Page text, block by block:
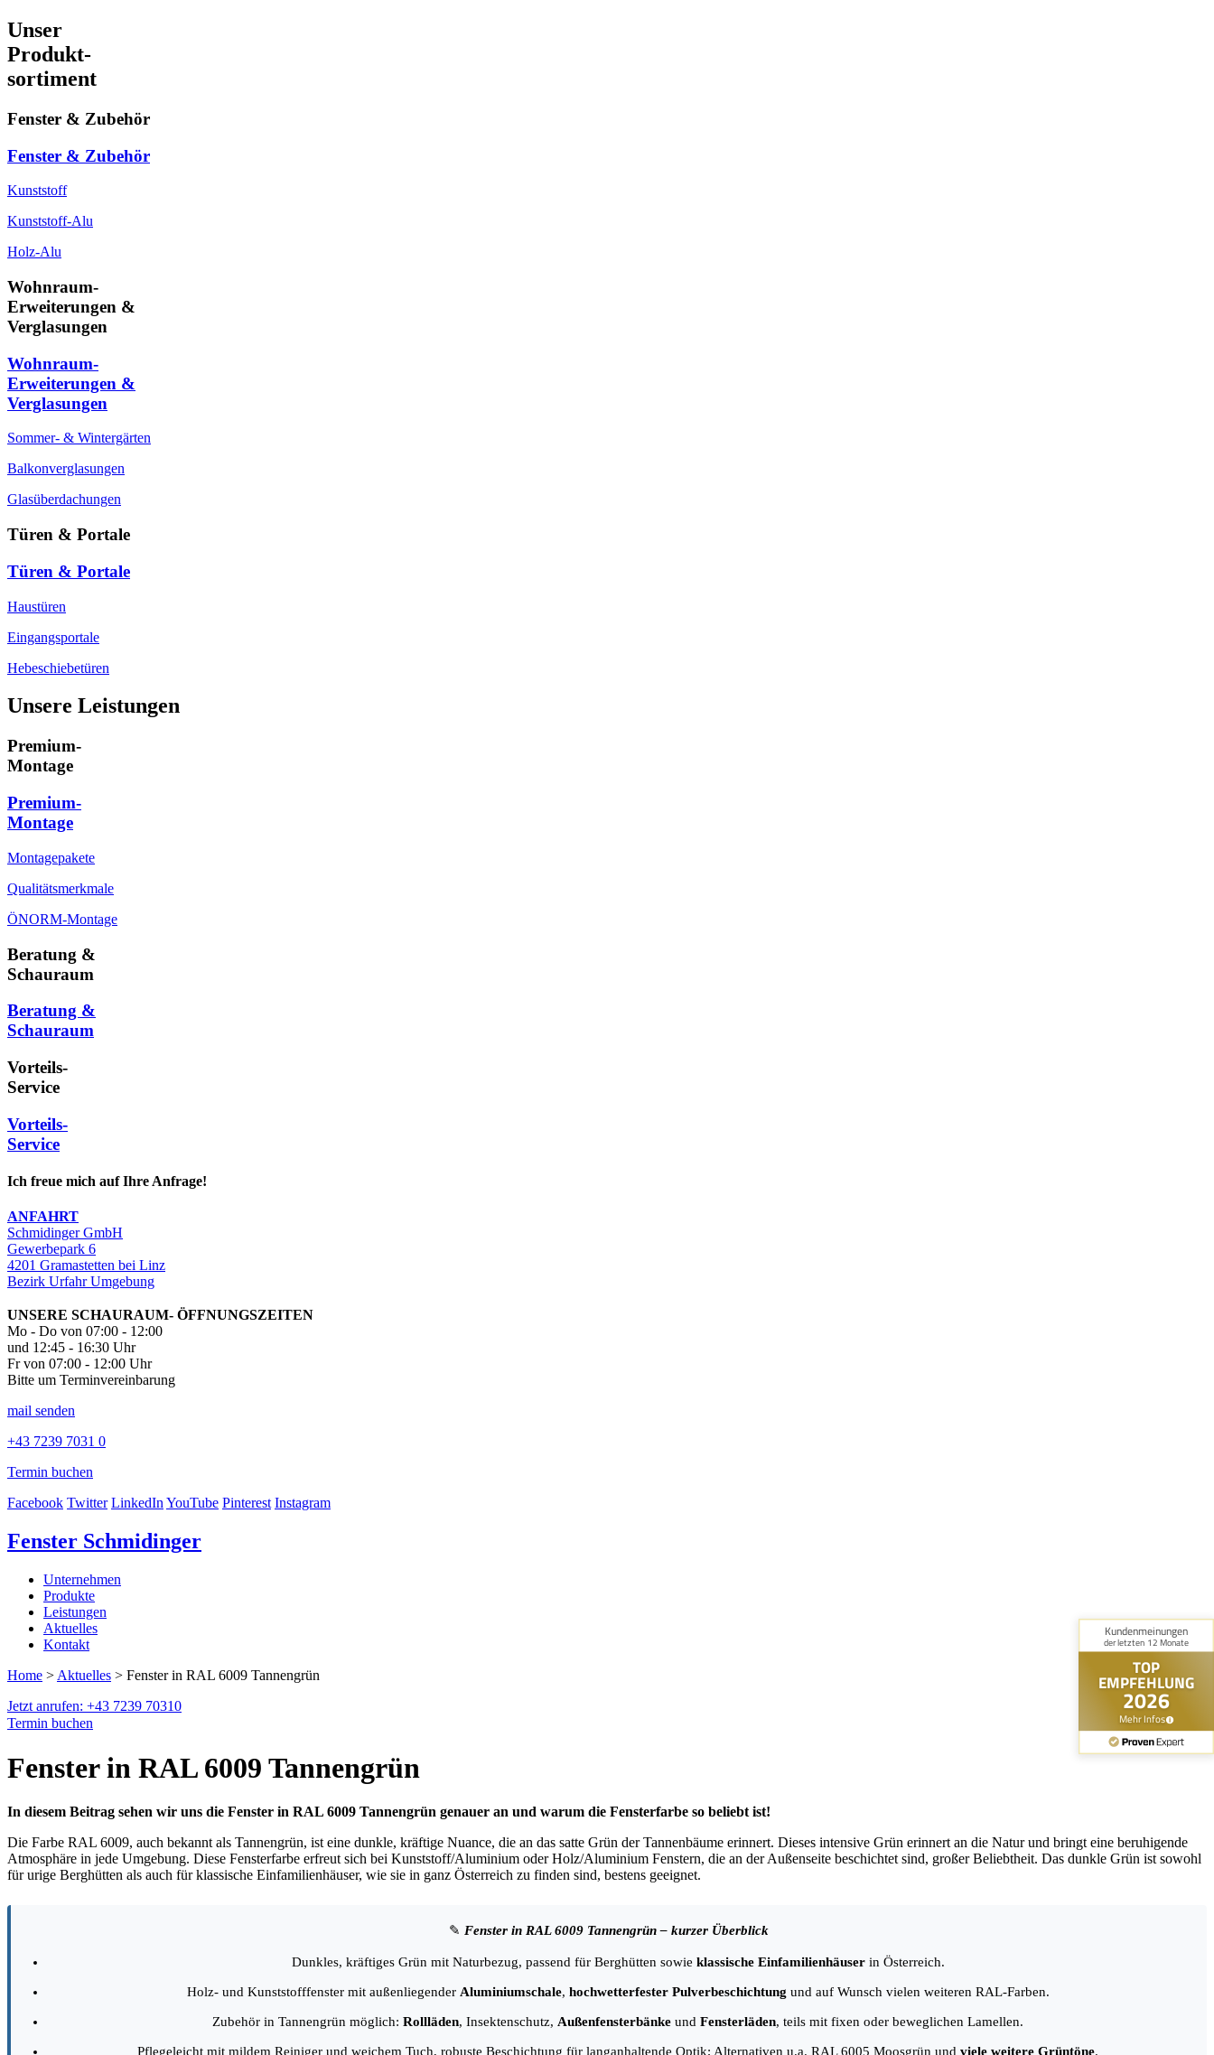
Unser
Produkt-
sortiment
Fenster & Zubehör
Fenster & Zubehör
Kunststoff
Kunststoff-Alu
Holz-Alu
Wohnraum-
Erweiterungen &
Verglasungen
Wohnraum-
Erweiterungen &
Verglasungen
Sommer- & Wintergärten
Balkonverglasungen
Glasüberdachungen
Türen & Portale
Türen & Portale
Haustüren
Eingangsportale
Hebeschiebetüren
Unsere Leistungen
Premium-
Montage
Premium-
Montage
Montagepakete
Qualitätsmerkmale
ÖNORM-Montage
Beratung &
Schauraum
Beratung &
Schauraum
Vorteils-
Service
Vorteils-
Service
Ich freue mich auf Ihre Anfrage!
ANFAHRT
Schmidinger GmbH
Gewerbepark 6
4201 Gramastetten bei Linz
Bezirk Urfahr Umgebung
UNSERE SCHAURAUM- ÖFFNUNGSZEITEN
Mo - Do von 07:00 - 12:00
und 12:45 - 16:30 Uhr
Fr von 07:00 - 12:00 Uhr
Bitte um Terminvereinbarung
mail senden
+43 7239 7031 0
Termin buchen
Facebook Twitter LinkedInYouTube Pinterest Instagram
Fenster Schmidinger
Unternehmen
Produkte
Leistungen
Aktuelles
Kontakt
Home > Aktuelles > Fenster in RAL 6009 Tannengrün
Jetzt anrufen: +43 7239 70310
Termin buchen
Fenster in RAL 6009 Tannengrün
In diesem Beitrag sehen wir uns die Fenster in RAL 6009 Tannengrün genauer an und warum die Fensterfarbe so beliebt ist!
Die Farbe RAL 6009, auch bekannt als Tannengrün, ist eine dunkle, kräftige Nuance, die an das satte Grün der Tannenbäume erinnert. Dieses intensive Grün erinnert an die Natur und bringt eine beruhigende
Atmosphäre in jede Umgebung. Diese Fensterfarbe erfreut sich bei Kunststoff/Aluminium oder Holz/Aluminium Fenstern, die an der Außenseite beschichtet sind, großer Beliebtheit. Das dunkle Grün ist sowohl
für urige Berghütten als auch für klassische Einfamilienhäuser, wie sie in ganz Österreich zu finden sind, bestens geeignet.
✎ Fenster in RAL 6009 Tannengrün – kurzer Überblick
Dunkles, kräftiges Grün mit Naturbezug, passend für Berghütten sowie klassische Einfamilienhäuserin Österreich.
Holz- und Kunststofffenster mit außenliegender Aluminiumschale, hochwetterfester Pulverbeschichtung und auf Wunsch vielen weiteren RAL-Farben.
Zubehör in Tannengrün möglich: Rollläden, Insektenschutz, Außenfensterbänke und Fensterläden, teils mit fixen oder beweglichen Lamellen.
Pflegeleicht mit mildem Reiniger und weichem Tuch, robuste Beschichtung für langanhaltende Optik; Alternativen u.a. RAL 6005 Moosgrün und viele weitere Grüntöne.